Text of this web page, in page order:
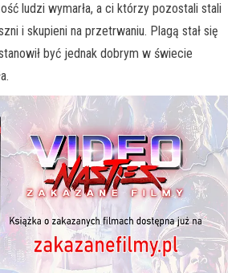
ludzi wymarła, a ci którzy pozostali stali
i skupieni na przetrwaniu. Plagą stał się
być jednak dobrym w świecie